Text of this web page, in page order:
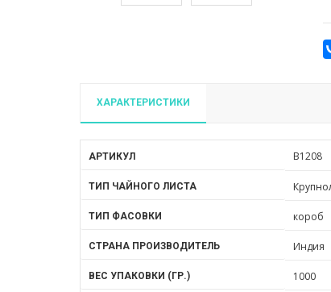
ХАРАКТЕРИСТИКИ
АРТИКУЛ B1208
ТИП ЧАЙНОГО ЛИСТА
ТИП ФАСОВКИ короб
СТРАНА ПРОИЗВОДИТЕЛЬ Индия
ВЕС УПАКОВКИ (ГР.) 1000